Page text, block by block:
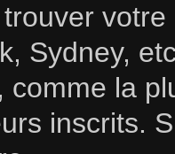
Sydney,
la
inscrits.